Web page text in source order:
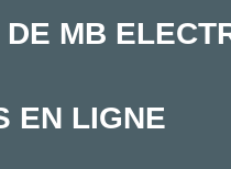
MB
EN LIGNE